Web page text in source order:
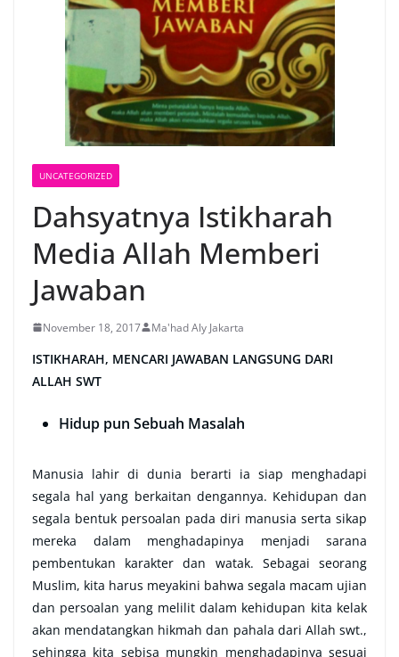
UNCATEGORIZED
Dahsyatnya Istikharah
Media Allah Memberi
Jawaban
November 18, 2017 Ma'had Aly Jakarta
ISTIKHARAH, MENCARI JAWABAN LANGSUNG DARI
ALLAH SWT
Hidup pun Sebuah Masalah
Manusia lahir di dunia berarti ia siap menghadapi
segala hal yang berkaitan dengannya. Kehidupan dan
segala bentuk persoalan pada diri manusia serta sikap
mereka dalam menghadapinya menjadi sarana
pembentukan karakter dan watak. Sebagai seorang
Muslim, kita harus meyakini bahwa segala macam ujian
dan persoalan yang melilit dalam kehidupan kita kelak
akan mendatangkan hikmah dan pahala dari Allah swt.,
sehingga kita sebisa mungkin menghadapinya sesuai